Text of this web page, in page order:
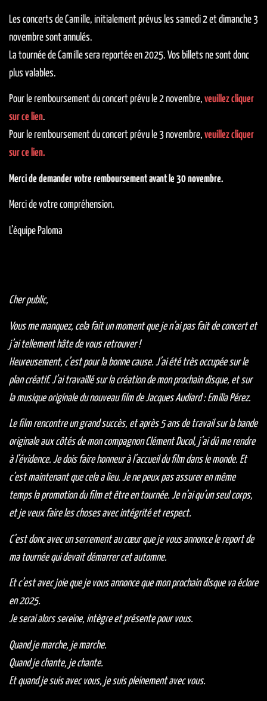
Les concerts de Camille, initialement prévus les samedi 2 et dimanche 3
novembre sont annulés.
La tournée de Camille sera reportée en 2025. Vos billets ne sont donc
plus valables.
Pour le remboursement du concert prévu le 2 novembre, veuillez cliquer
sur ce lien.
Pour le remboursement du concert prévu le 3 novembre, veuillez cliquer
sur ce lien.
Merci de demander votre remboursement avant le 30 novembre.
Merci de votre compréhension.
L’équipe Paloma
Cher public,
Vous me manquez, cela fait un moment que je n’ai pas fait de concert et
j’ai tellement hâte de vous retrouver !
Heureusement, c’est pour la bonne cause. J’ai été très occupée sur le
plan créatif. J’ai travaillé sur la création de mon prochain disque, et sur
la musique originale du nouveau film de Jacques Audiard : Emilia Pérez.
Le film rencontre un grand succès, et après 5 ans de travail sur la bande
originale aux côtés de mon compagnon Clément Ducol, j’ai dû me rendre
à l’évidence. Je dois faire honneur à l’accueil du film dans le monde. Et
c’est maintenant que cela a lieu. Je ne peux pas assurer en même
temps la promotion du film et être en tournée. Je n’ai qu’un seul corps,
et je veux faire les choses avec intégrité et respect.
C’est donc avec un serrement au cœur que je vous annonce le report de
ma tournée qui devait démarrer cet automne.
Et c’est avec joie que je vous annonce que mon prochain disque va éclore
en 2025.
Je serai alors sereine, intègre et présente pour vous.
Quand je marche, je marche.
Quand je chante, je chante.
Et quand je suis avec vous, je suis pleinement avec vous.